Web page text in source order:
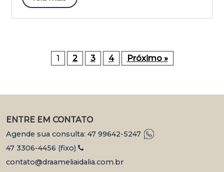
1 2 3 4 Próximo »
ENTRE EM CONTATO
Agende sua consulta: 47 99642-5247
47 3306-4456 (fixo)
contato@draameliaidalia.com.br